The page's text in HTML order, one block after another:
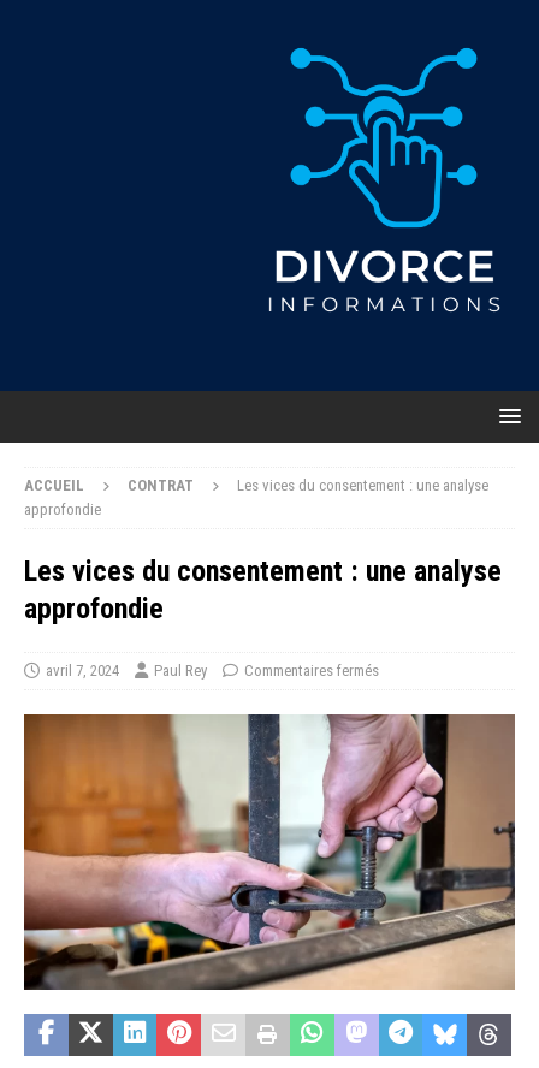
ACCUEIL CONTRAT
Les vices du consentement : une analyse
approfondie
Les vices du consentement : une analyse
approfondie
avril 7, 2024 Paul Rey Commentaires fermés